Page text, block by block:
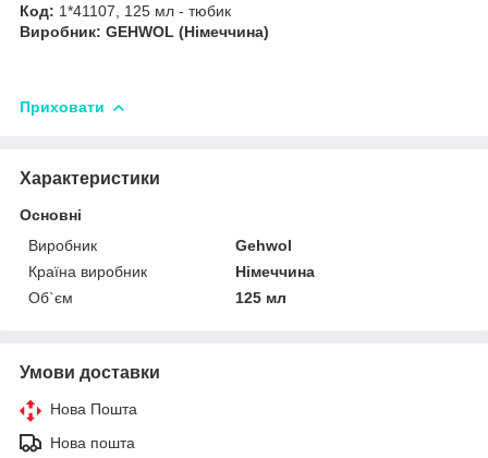
Код: 1*41107, 125 мл - тюбик
Виробник: GEHWOL (Німеччина)
Приховати
Характеристики
Основні
Виробник
Gehwol
Країна виробник
Німеччина
Об`єм
125 мл
Умови доставки
Нова Пошта
Нова пошта